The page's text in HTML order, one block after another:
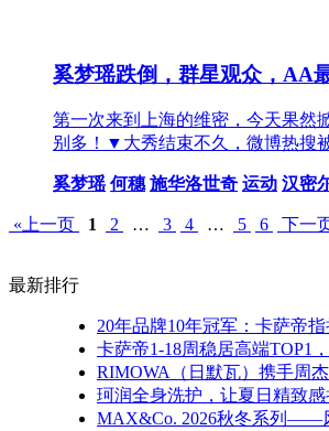
奚梦瑶跌倒，群星观众，AA
第一次来到上海的维密，今天果然
别多！▼大秀结束不久，微博热搜
奚梦瑶 何穗 施华洛世奇 运动 汉密
«上一页 1 2 … 3 4 … 5 6 下一
最新排行
20年品牌10年冠军：卡萨帝
卡萨帝1-18周稳居高端TOP1
RIMOWA（日默瓦）携手周
珂润全身洗护，让夏日精致
MAX&Co. 2026秋冬系列——